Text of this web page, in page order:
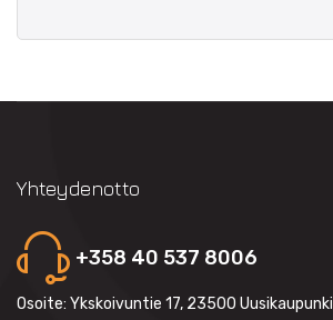
Yhteydenotto
+358 40 537 8006
Osoite: Ykskoivuntie 17, 23500 Uusikaupunki